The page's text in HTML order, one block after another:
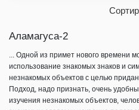
СТАТЬИ
Аламагуса-2
... Одной из примет нового времени
использование знакомых знаков и
незнакомых объектов с целью
Подход, надо признать, очень
изучения незнакомых объектов,